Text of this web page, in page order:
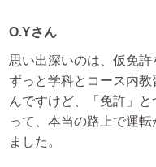
O.Yさん
思い出深いのは、仮免許
ずっと学科とコース内
んですけど、「免許」
って、本当の路上で運
ました。